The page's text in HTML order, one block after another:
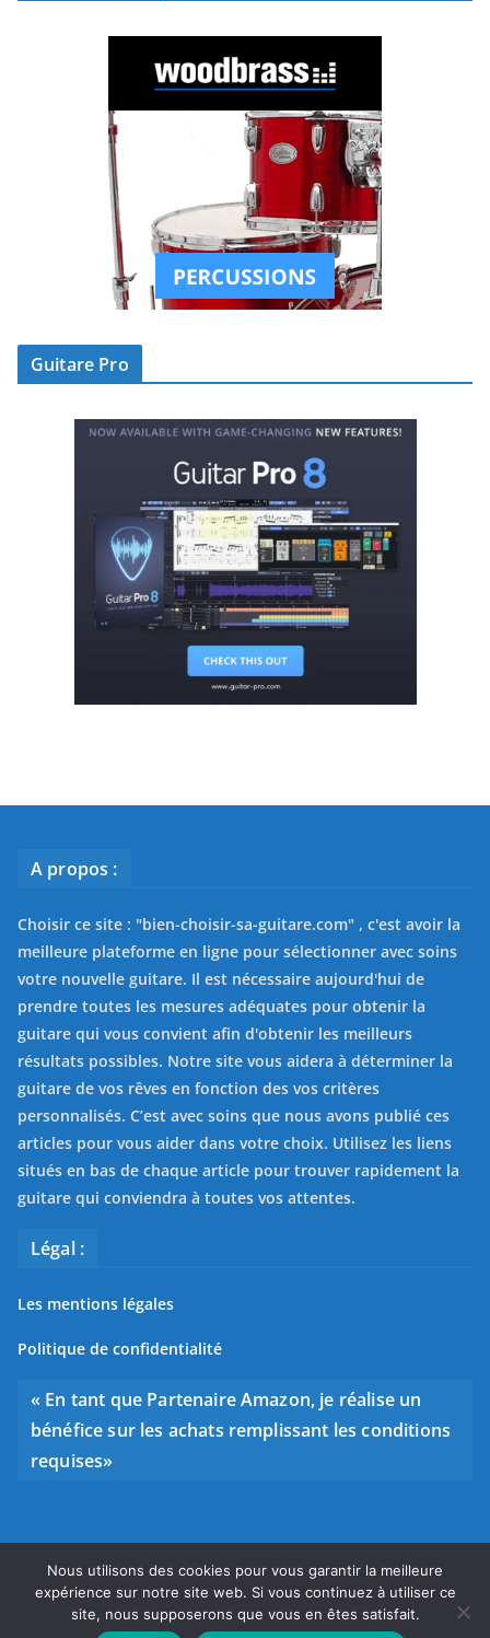
Guitare Pro
A propos :
Choisir ce site : "bien-choisir-sa-guitare.com" , c'est avoir la
meilleure plateforme en ligne pour sélectionner avec soins
votre nouvelle guitare. Il est nécessaire aujourd'hui de
prendre toutes les mesures adéquates pour obtenir la
guitare qui vous convient afin d'obtenir les meilleurs
résultats possibles. Notre site vous aidera à déterminer la
guitare de vos rêves en fonction des vos critères
personnalisés. C’est avec soins que nous avons publié ces
articles pour vous aider dans votre choix. Utilisez les liens
situés en bas de chaque article pour trouver rapidement la
guitare qui conviendra à toutes vos attentes.
Légal :
Les mentions légales
Politique de confidentialité
« En tant que Partenaire Amazon, je réalise un
bénéfice sur les achats remplissant les conditions
requises»
Copyright © 2026 Bien choisir sa guitare. Tous droits
réservés.
Nous utilisons des cookies pour vous garantir la meilleure
expérience sur notre site web. Si vous continuez à utiliser ce
site, nous supposerons que vous en êtes satisfait.